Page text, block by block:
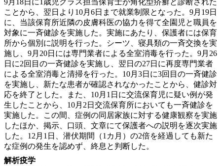
9月18日に1歳児クラス担当保育士が角化型疥癬と診断された
ことから、翌日より10月6日まで就業制限となった。9月19日
に、当該保育所近隣の皮膚科医の協力を得て全園児と職員を
対象に一斉健診を実施した。実施にあたり、保護者には保育
所から個別に説明を行った。シーツ、寝具類の一斉交換を実
施し、9月20日には専門業者による全室消毒を行った。9月26
日に2回目の一斉健診を実施し、翌日の27日に再度専門業者
による全室消毒と清掃を行った。10月3日に3回目の一斉健診
を実施し、新たな患者が確認されなかったことから、健診対
応を終了とした。また、10月1日に交流保育児に疑い例が発
生したことから、10月2日交流保育所においても一斉健診を
実施した。この間、症例の同居家族に対する健康観察を実施
したほか、掲示、口頭、文章にて保護者への説明を逐次実施
した。12月1日、潜伏期間（1カ月）の2倍を経過しても新た
な症例の発生を認めず、終息と判断した。
解析疫学